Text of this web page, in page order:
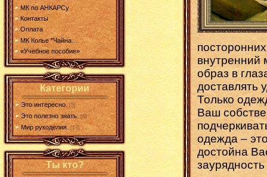
МК по АНКАРСу
Контакты
Оплата
МК Колье "Чайна...
«Учебное пособие»
Категории
Это интересно. [5]
Это полезно знать. [8]
Мир рукоделия. [17]
Ты кто?
внутренний
образ в
доставлять
Только
Ваш
одежда –
достойна